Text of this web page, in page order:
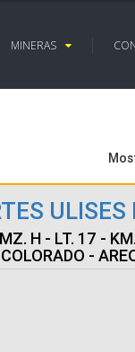
MINERAS
ULISES
H - LT. 17 -
-